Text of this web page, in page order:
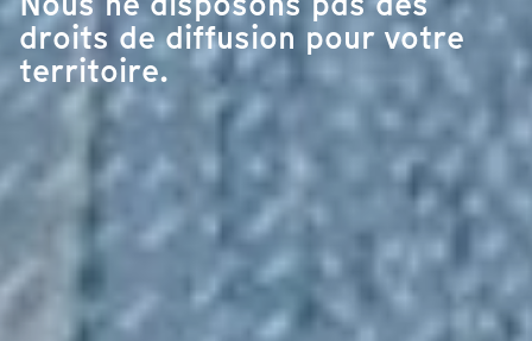
droits de diffusion pour votre
territoire.